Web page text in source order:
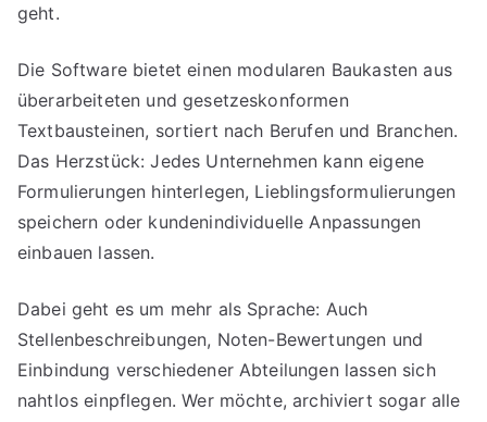
geht.
Die Software bietet einen modularen Baukasten aus
überarbeiteten und gesetzeskonformen
Textbausteinen, sortiert nach Berufen und Branchen.
Das Herzstück: Jedes Unternehmen kann eigene
Formulierungen hinterlegen, Lieblingsformulierungen
speichern oder kundenindividuelle Anpassungen
einbauen lassen.
Dabei geht es um mehr als Sprache: Auch
Stellenbeschreibungen, Noten-Bewertungen und
Einbindung verschiedener Abteilungen lassen sich
nahtlos einpflegen. Wer möchte, archiviert sogar alle